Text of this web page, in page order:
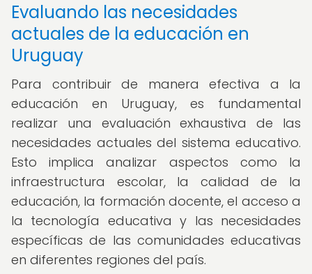
Evaluando las necesidades
actuales de la educación en
Uruguay
Para contribuir de manera efectiva a la
educación en Uruguay, es fundamental
realizar una evaluación exhaustiva de las
necesidades actuales del sistema educativo.
Esto implica analizar aspectos como la
infraestructura escolar, la calidad de la
educación, la formación docente, el acceso a
la tecnología educativa y las necesidades
específicas de las comunidades educativas
en diferentes regiones del país.